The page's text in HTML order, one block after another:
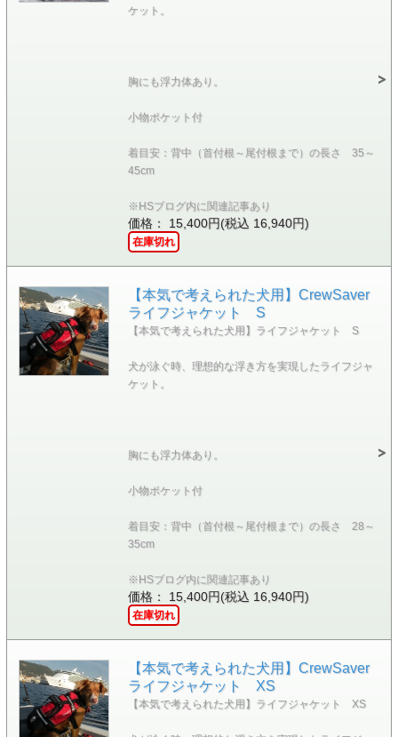
ケット。
胸にも浮力体あり。
小物ポケット付
着目安：背中（首付根～尾付根まで）の長さ 35～
45cm
※HSブログ内に関連記事あり
価格： 15,400円(税込 16,940円)
在庫切れ
【本気で考えられた犬用】CrewSaver
ライフジャケット S
【本気で考えられた犬用】ライフジャケット S
犬が泳ぐ時、理想的な浮き方を実現したライフジャ
ケット。
胸にも浮力体あり。
小物ポケット付
着目安：背中（首付根～尾付根まで）の長さ 28～
35cm
※HSブログ内に関連記事あり
価格： 15,400円(税込 16,940円)
在庫切れ
【本気で考えられた犬用】CrewSaver
ライフジャケット XS
【本気で考えられた犬用】ライフジャケット XS